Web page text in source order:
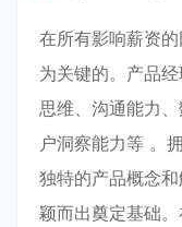
在所有影响薪资
为关键的。产品
思维、沟通能力
户洞察能力等 。
独特的产品概念
颖而出奠定基础